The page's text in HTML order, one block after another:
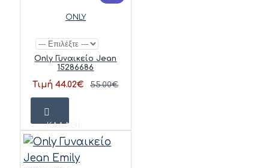
ONLY
Only Γυναικείο Jean
15286686
Τιμή 44.02€ 55.00€
ΚΑΛΆΘΙ